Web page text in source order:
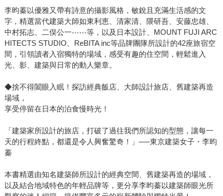
李昀蓁以優雅又帶有詩意的攝影風格，敏銳且充滿生活感的文
字，精選當代建築大師如東利恵、清家清、隈研吾、安藤忠雄、
中村拓志、二俣公一⋯⋯等，以及日本設計、MOUNT FUJI ARC
HITECTS STUDIO、ReBITA inc等品牌團隊所設計的42座旅宿空
間，引領讀者入宿獨特的場域，感受有趣的住空間，輕鬆進入
光、影、建築與日常的動人樂章。
◆捨不得闔眼入眠！探訪經典飯店、大師設計旅店、舊建築再造
場域，
享受停留在日本的泊食慢時光！
「建築家所設計的旅店，打破了過往我們所認知的型態，讓每一
天的行程終點，都還是令人興奮驚奇！」──東京建築女子・李昀
蓁
本書精選由知名建築師所設計的經典空間、舊建築再造的場域，
以及結合地域特色的年輕品牌等，更分享李昀蓁以建築師眼光所